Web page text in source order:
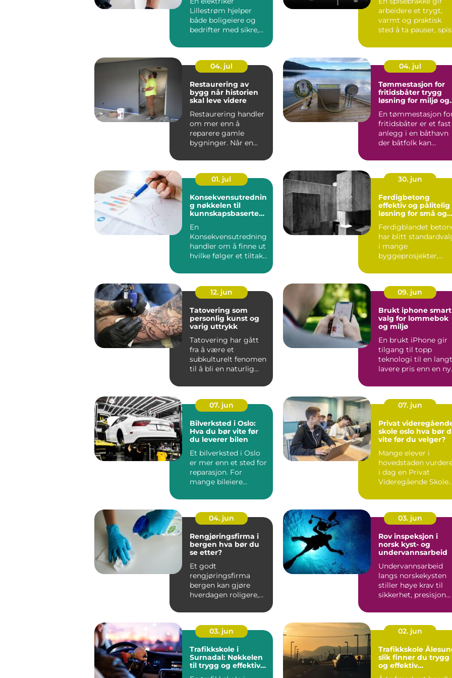
Lillestrøm hjelper
både boligeiere og
bedrifter med sikre,
energieffektiv...
arbeidere et trygt,
varmt og praktisk
sted å ta pauser,
04. jul
Restaurering av
bygg når historien
skal leve videre
Restaurering handler
om mer enn å
reparere gamle
bygninger. Når en
tas både his...
04. jul
Tømmestasjon for
fritidsbåter trygg
løsning for miljø og
En tømmestasjon
fritidsbåter er et fast
anlegg i en båthavn
der båtfolk kan
p...
01. jul
Konsekvensutrednin
g nøkkelen til
kunnskapsbaserte
En
Konsekvensutredning
handler om å finne ut
hvilke følger et tiltak
og samf...
30. jun
Ferdigbetong
effektiv og pålitelig
løsning for små og
byggeprosjekter
Ferdigblandet
har blitt
i mange
byggeprosjekter,
profesjonel...
12. jun
Tatovering som
personlig kunst og
varig uttrykk
Tatovering har gått
fra å være et
subkulturelt fenomen
til å bli en naturlig...
09. jun
Brukt iphone smart
valg for lommebok
og miljø
En brukt iPhone gir
tilgang til topp
teknologi til en langt
lavere pris enn en ny.
07. jun
Bilverksted i Oslo:
Hva du bør vite før
du leverer bilen
Et bilverksted i Oslo
er mer enn et sted for
reparasjon. For
mange bileiere
trygghet,...
07. jun
Privat
skole oslo hva bør du
vite før du velger?
Mange elever i
hovedstaden
i dag en Privat
Videregående Skole
alternativ til de...
04. jun
Rengjøringsfirma i
bergen hva bør du
se etter?
Et godt
rengjøringsfirma
bergen kan gjøre
hverdagen roligere,
og driften mer ef...
03. jun
Rov inspeksjon i
norsk kyst- og
undervannsarbeid
Undervannsarbeid
langs norskekysten
stiller høye krav til
sikkerhet, presisjon
Strøm...
03. jun
Trafikkskole i
Surnadal: Nøkkelen
til trygg og effektiv
02. jun
Trafikkskole
slik finner du trygg
og effektiv
opplæring